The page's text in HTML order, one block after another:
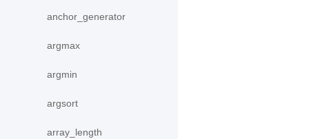
anchor_generator
argmax
argmin
argsort
array_length